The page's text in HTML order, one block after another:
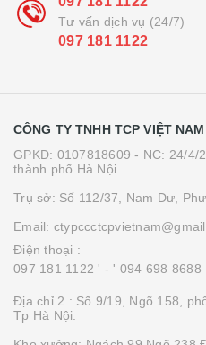
Tư vấn dịch vụ (24/7)
097 181 1122
CÔNG TY TNHH TCP VIỆT NAM
GPKD: 0107818609 - NC: 24/
thành phố Hà Nội.
Trụ sở: Số 112/37, Nam Dư,
Email:
Điện thoại :
097 181 1122 ' - ' 094 698 8688
Địa chỉ 2 : Số 9/19, Ngõ 158,
Tp Hà Nội.